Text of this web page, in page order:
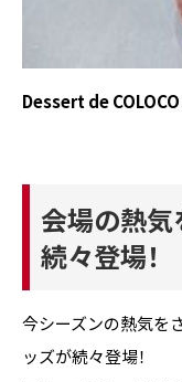
Dessert de COLOCO
会場の熱
続々登場！
今シーズンの熱気を
ッズが続々登場！